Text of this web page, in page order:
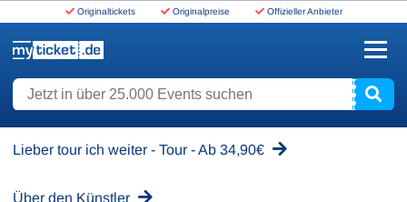
Originaltickets Originalpreise Offizieller Anbieter
Jetzt in über 25.000 Events suchen
Lieber tour ich weiter - Tour - Ab 34,90€
Über den Künstler